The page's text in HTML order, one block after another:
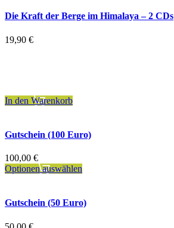
Die Kraft der Berge im Himalaya – 2 CDs
19,90 €
In den Warenkorb
Gutschein (100 Euro)
100,00 €
Optionen auswählen
Gutschein (50 Euro)